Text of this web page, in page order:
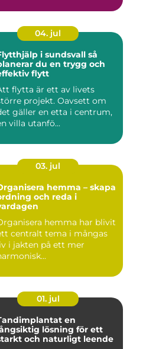
04. jul
i sundsvall så
du en trygg och
flytt
flytta är ett av livets
projekt. Oavsett om
gäller en etta i centrum,
villa utanfö...
03. jul
hemma – skapa
och reda i
hemma har blivit
centralt tema i mångas
i jakten på ett mer
01. jul
en
lösning för ett
och naturligt leende